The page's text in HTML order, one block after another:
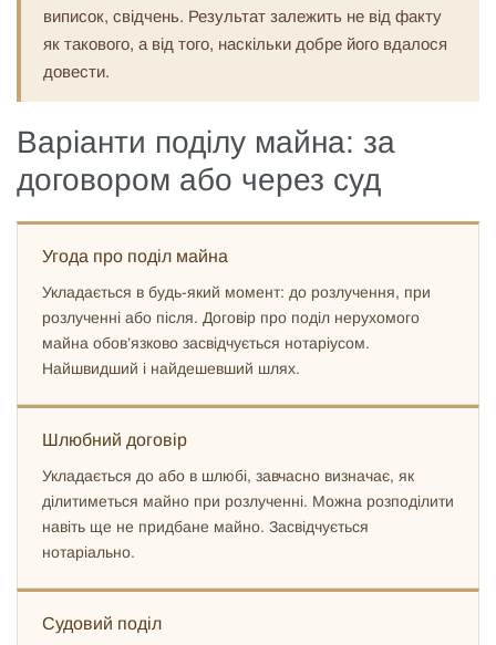
виписок, свідчень. Результат залежить не від факту
як такового, а від того, наскільки добре його вдалося
довести.
Варіанти поділу майна: за
договором або через суд
Угода про поділ майна
Укладається в будь-який момент: до розлучення, при
розлученні або після. Договір про поділ нерухомого
майна обов’язково засвідчується нотаріусом.
Найшвидший і найдешевший шлях.
Шлюбний договір
Укладається до або в шлюбі, завчасно визначає, як
ділитиметься майно при розлученні. Можна розподілити
навіть ще не придбане майно. Засвідчується
нотаріально.
Судовий поділ